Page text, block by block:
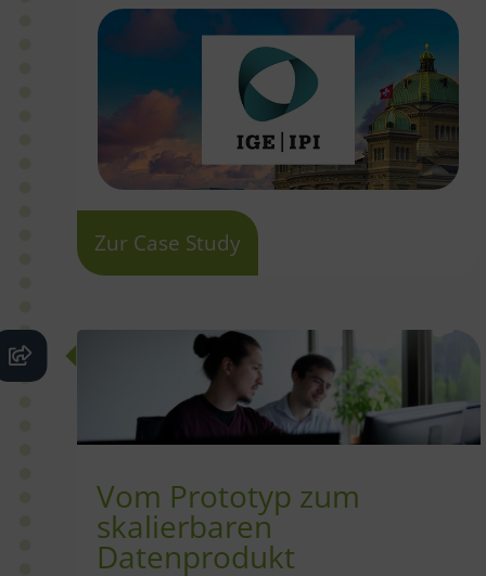
Zur Case Study
Vom Prototyp zum
skalierbaren
Datenprodukt